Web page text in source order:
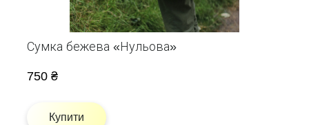
Сумка бежева «Нульова»
750 ₴
Купити